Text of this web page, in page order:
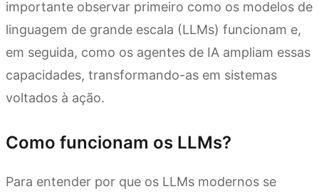
importante observar primeiro como os modelos de
linguagem de grande escala (LLMs) funcionam e,
em seguida, como os agentes de IA ampliam essas
capacidades, transformando-as em sistemas
voltados à ação.
Como funcionam os LLMs?
Para entender por que os LLMs modernos se